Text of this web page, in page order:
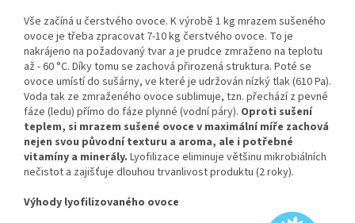
Vše začíná u čerstvého ovoce. K výrobě 1 kg mrazem sušeného
ovoce je třeba zpracovat 7-10 kg čerstvého ovoce. To je
nakrájeno na požadovaný tvar a je prudce zmraženo na teplotu
až - 60 °C. Díky tomu se zachová přirozená struktura. Poté se
ovoce umístí do sušárny, ve které je udržován nízký tlak (610 Pa).
Voda tak ze zmraženého ovoce sublimuje, tzn. přechází z pevné
fáze (ledu) přímo do fáze plynné (vodní páry). Oproti sušení
teplem, si mrazem sušené ovoce v maximální míře zachová
nejen svou původní texturu a aroma, ale i potřebné
vitamíny a minerály. Lyofilizace eliminuje většinu mikrobiálních
nečistot a zajišťuje dlouhou trvanlivost produktu (2 roky).
Výhody lyofilizovaného ovoce